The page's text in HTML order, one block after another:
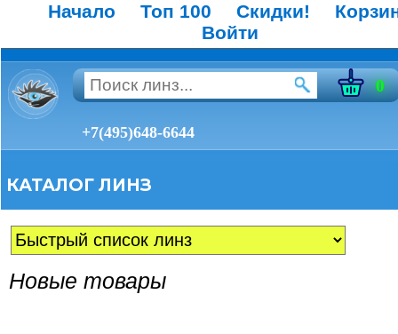
Начало Топ 100 Скидки!
Войти
0
+7(495)648-6644
КАТАЛОГ ЛИНЗ
Новые товары